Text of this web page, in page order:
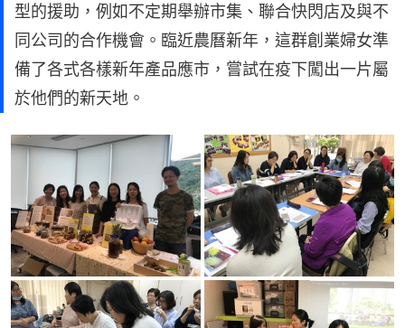
型的援助，例如不定期舉辦市集、聯合快閃店及與不
同公司的合作機會。臨近農曆新年，這群創業婦女準
備了各式各樣新年產品應市，嘗試在疫下闖出一片屬
於他們的新天地。